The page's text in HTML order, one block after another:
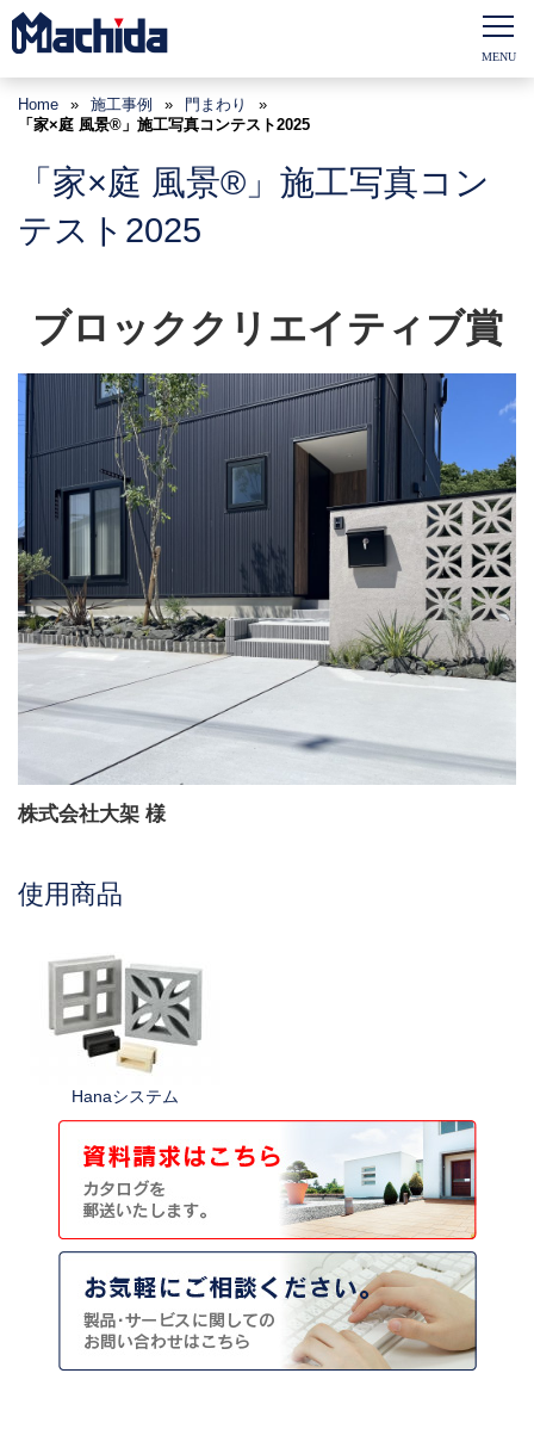
Home » 施工事例 » 門まわり
»
「家×庭 風景®」施工写真コンテスト2025
「家×庭 風景®」施工写真コン
テスト2025
ブロッククリエイティブ賞
株式会社大架 様
使用商品
Hanaシステム